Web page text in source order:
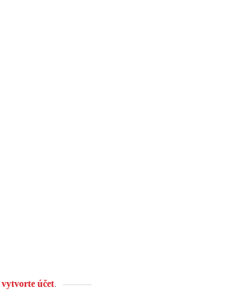
vytvorte účet.